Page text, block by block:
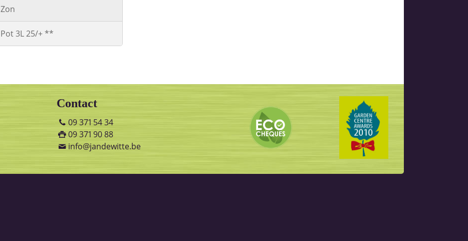
Zon
Pot 3L 25/+ **
Contact
09 371 54 34
09 371 90 88
info@jandewitte.be